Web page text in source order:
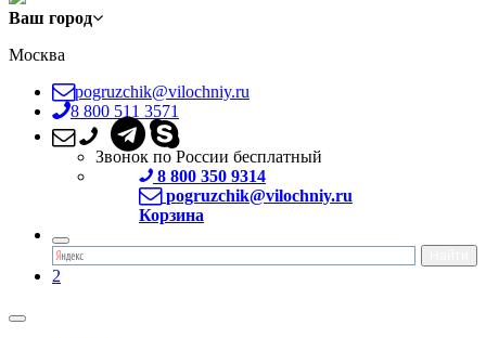
Ваш город
Москва
pogruzchik@vilochniy.ru
8 800 511 3571
Звонок по России бесплатный
8 800 350 9314
pogruzchik@vilochniy.ru
Корзина
2